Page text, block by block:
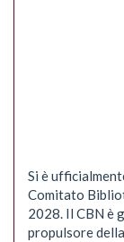
Si è
Comitato
2028. Il CBN è
propulsore